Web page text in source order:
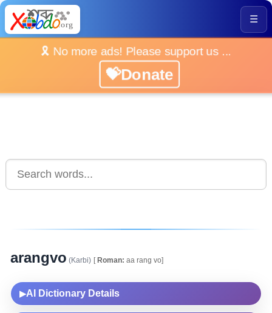
☰
🎗️ No more ads! Please support us ...
💝Donate
arangvo (Karbi) [Roman: aa rang vo]
▶AI Dictionary Details